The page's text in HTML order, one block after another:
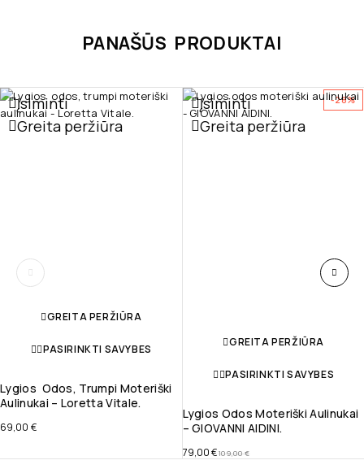
PANAŠŪS PRODUKTAI
Įsiminti
Greita peržiūra
GREITA PERŽIŪRA
PASIRINKTI SAVYBES
Lygios Odos, Trumpi Moteriški
Aulinukai – Loretta Vitale.
69,00 €
-28%
Įsiminti
Greita peržiūra
GREITA PERŽIŪRA
PASIRINKTI SAVYBES
Lygios Odos Moteriški Aulinukai
– GIOVANNI AIDINI.
109,00€
79,00€